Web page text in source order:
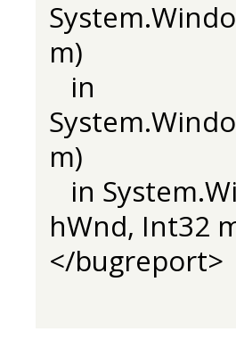
m)
in
m)
in
hWnd, Int32
</bugreport>